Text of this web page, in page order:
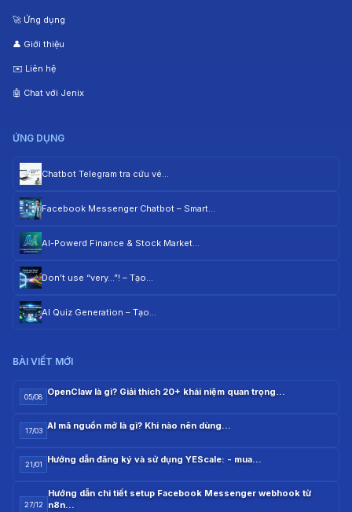
🚀 Ứng dụng
👤 Giới thiệu
✉️ Liên hệ
🤖 Chat với Jenix
ỨNG DỤNG
Chatbot Telegram tra cứu vé…
Facebook Messenger Chatbot – Smart…
AI-Powerd Finance & Stock Market…
Don’t use “very…”! – Tạo…
AI Quiz Generation – Tạo…
BÀI VIẾT MỚI
05/08 OpenClaw là gì? Giải thích 20+ khái niệm quan trọng…
17/03 AI mã nguồn mở là gì? Khi nào nên dùng…
21/01 Hướng dẫn đăng ký và sử dụng YEScale: - mua…
27/12
Hướng dẫn chi tiết setup Facebook Messenger webhook từ
n8n…